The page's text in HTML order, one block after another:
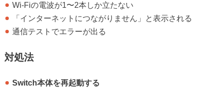
Wi-Fiの電波が1〜2本しか立たない
「インターネットにつながりません」と表示される
通信テストでエラーが出る
対処法
Switch本体を再起動する